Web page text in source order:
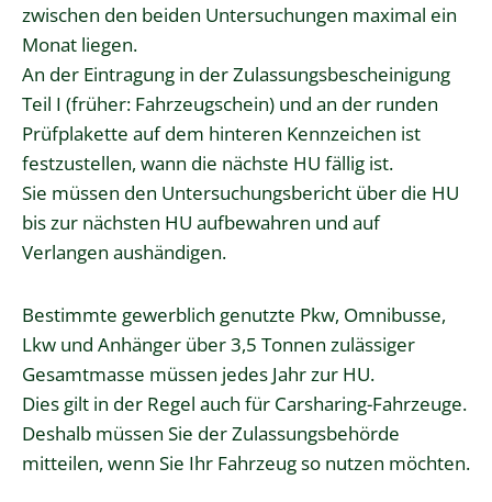
zwischen den beiden Untersuchungen maximal ein
Monat liegen.
An der Eintragung in der Zulassungsbescheinigung
Teil I (früher: Fahrzeugschein) und an der runden
Prüfplakette auf dem hinteren Kennzeichen ist
festzustellen, wann die nächste HU fällig ist.
Sie müssen den Untersuchungsbericht über die HU
bis zur nächsten HU aufbewahren und auf
Verlangen aushändigen.
Bestimmte gewerblich genutzte Pkw, Omnibusse,
Lkw und Anhänger über 3,5 Tonnen zulässiger
Gesamtmasse müssen jedes Jahr zur HU.
Dies gilt in der Regel auch für Carsharing-Fahrzeuge.
Deshalb müssen Sie der Zulassungsbehörde
mitteilen, wenn Sie Ihr Fahrzeug so nutzen möchten.